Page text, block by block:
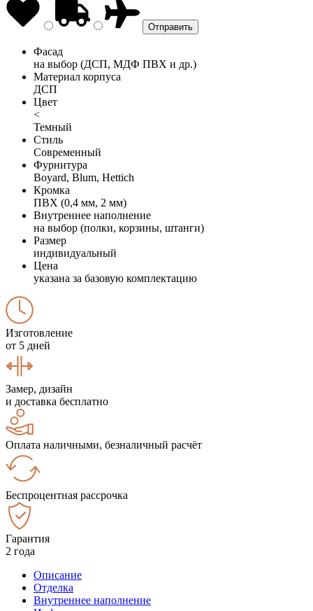
Фасад
на выбор (ДСП, МДФ ПВХ и др.)
Материал корпуса
ДСП
Цвет
<
Темный
Стиль
Современный
Фурнитура
Boyard, Blum, Hettich
Кромка
ПВХ (0,4 мм, 2 мм)
Внутреннее наполнение
на выбор (полки, корзины, штанги)
Размер
индивидуальный
Цена
указана за базовую комплектацию
Изготовление
от 5 дней
Замер, дизайн
и доставка бесплатно
Оплата наличными, безналичный расчёт
Беспроцентная рассрочка
Гарантия
2 года
Описание
Отделка
Внутреннее наполнение